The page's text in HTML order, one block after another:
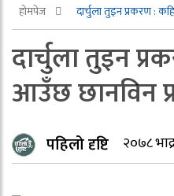
होमपेज दार्चुला तुइन प्रकरण :
दार्चुला तुइन
आउँछ छानविन
पहिलो दृष्टि २०७८